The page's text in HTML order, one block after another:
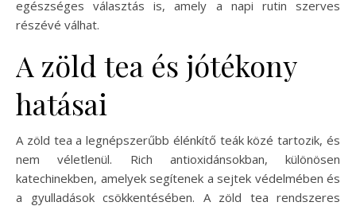
egészséges választás is, amely a napi rutin szerves
részévé válhat.
A zöld tea és jótékony
hatásai
A zöld tea a legnépszerűbb élénkítő teák közé tartozik, és
nem véletlenül. Rich antioxidánsokban, különösen
katechinekben, amelyek segítenek a sejtek védelmében és
a gyulladások csökkentésében. A zöld tea rendszeres